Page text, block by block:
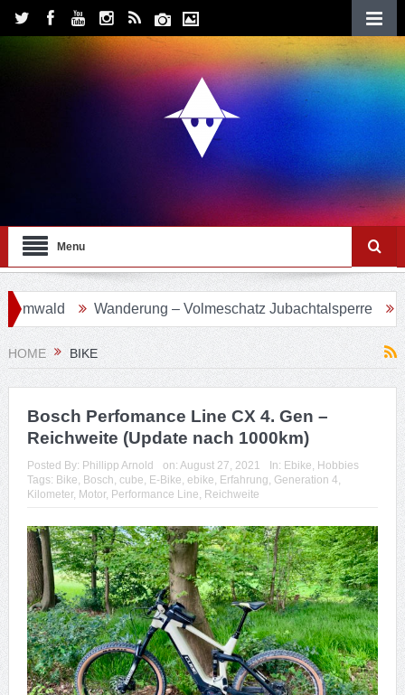
Menu
Wanderung – Volmeschatz Jubachtalsperre
HOME BIKE
Bosch Perfomance Line CX 4. Gen –
Reichweite (Update nach 1000km)
Posted By: Phillipp Arnold on: August 27, 2021 In: Ebike Hobbies
Tags: Bike Bosch cube E-Bike ebike Erfahrung Generation 4
Kilometer, Motor, Performance Line Reichweite